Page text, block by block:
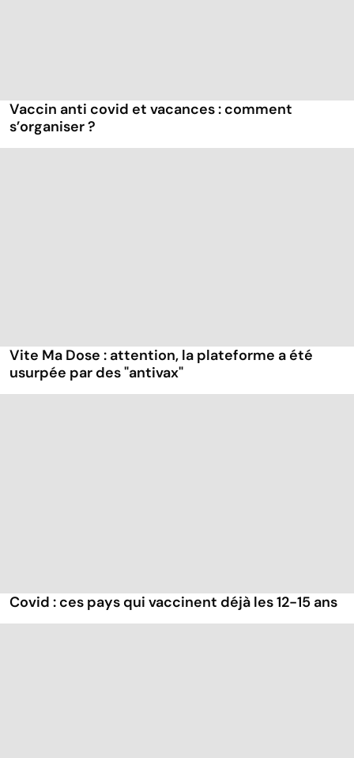
Vaccin anti covid et vacances : comment
s’organiser ?
Vite Ma Dose : attention, la plateforme a été
usurpée par des "antivax"
Covid : ces pays qui vaccinent déjà les 12-15 ans